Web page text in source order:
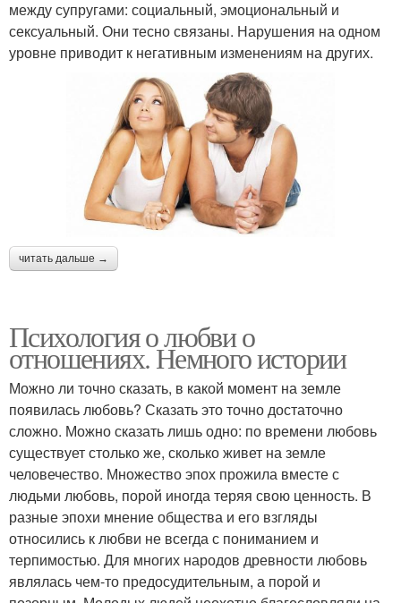
между супругами: социальный, эмоциональный и
сексуальный. Они тесно связаны. Нарушения на одном
уровне приводит к негативным изменениям на других.
читать дальше →
Психология о любви о
отношениях. Немного истории
Можно ли точно сказать, в какой момент на земле
появилась любовь? Сказать это точно достаточно
сложно. Можно сказать лишь одно: по времени любовь
существует столько же, сколько живет на земле
человечество. Множество эпох прожила вместе с
людьми любовь, порой иногда теряя свою ценность. В
разные эпохи мнение общества и его взгляды
относились к любви не всегда с пониманием и
терпимостью. Для многих народов древности любовь
являлась чем-то предосудительным, а порой и